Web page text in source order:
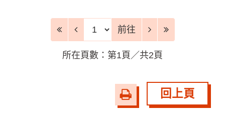
前往頁 前往
所在頁數：第1頁／共2頁
友
善
回上頁